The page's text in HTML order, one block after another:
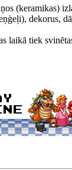
laikā tiek